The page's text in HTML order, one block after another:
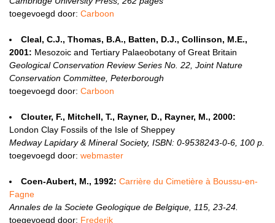
toegevoegd door: Carboon
Cleal, C.J., Thomas, B.A., Batten, D.J., Collinson, M.E.,
2001: Mesozoic and Tertiary Palaeobotany of Great Britain
Geological Conservation Review Series No. 22, Joint Nature
Conservation Committee, Peterborough
toegevoegd door: Carboon
Clouter, F., Mitchell, T., Rayner, D., Rayner, M., 2000:
London Clay Fossils of the Isle of Sheppey
Medway Lapidary & Mineral Society, ISBN: 0-9538243-0-6, 100 p.
toegevoegd door: webmaster
Coen-Aubert, M., 1992: Carrière du Cimetière à Boussu-en-
Fagne
Annales de la Societe Geologique de Belgique, 115, 23-24.
toegevoegd door: Frederik